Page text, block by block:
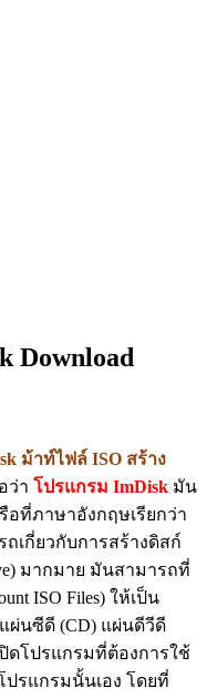
Download
ม้าท์ไฟล์ ISO สร้าง
ว่า โปรแกรม ImDisk มัน
อที่ภาษาอังกฤษเรียกว่า
เกี่ยวกับการสร้างดิสก์
มากมาย มันสามารถที่
ISO Files) ให้เป็น
ผ่นซีดี (CD) แผ่นดีวีดี
ดโปรแกรมที่ต้องการใช้
ปรแกรมนั้นเอง โดยที่